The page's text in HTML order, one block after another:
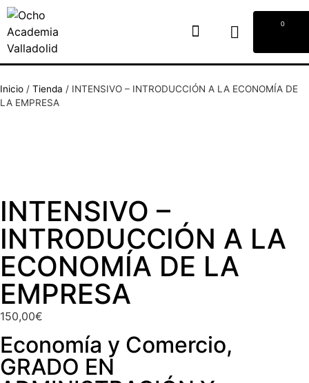
0
Inicio / Tienda / INTENSIVO – INTRODUCCIÓN A LA ECONOMÍA DE
LA EMPRESA
INTENSIVO –
INTRODUCCIÓN A LA
ECONOMÍA DE LA
EMPRESA
150,00€
Economía y Comercio,
GRADO EN